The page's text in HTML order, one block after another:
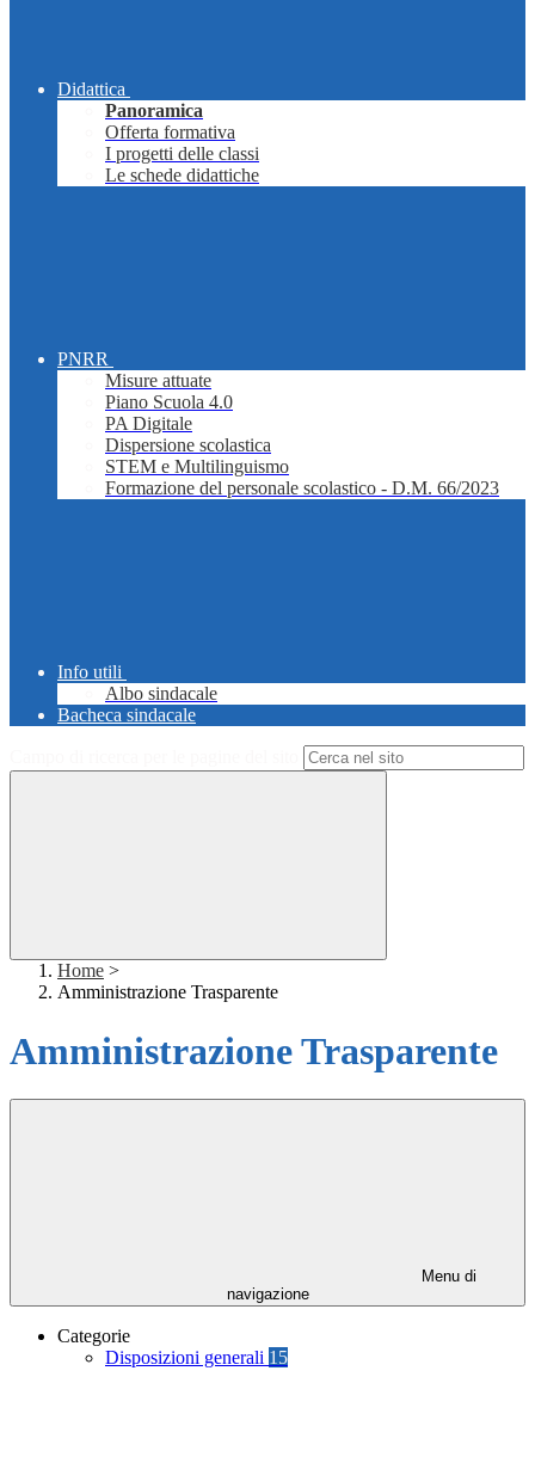
Didattica
Panoramica
Offerta formativa
I progetti delle classi
Le schede didattiche
PNRR
Misure attuate
Piano Scuola 4.0
PA Digitale
Dispersione scolastica
STEM e Multilinguismo
Formazione del personale scolastico - D.M. 66/2023
Info utili
Albo sindacale
Bacheca sindacale
Home >
Amministrazione Trasparente
Amministrazione Trasparente
Menu di
navigazione
Categorie
Disposizioni generali 15